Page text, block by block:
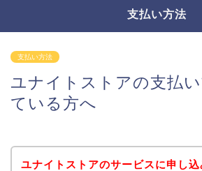
支払い方法
支払い方法
ユナイトストアの支払
ている方へ
ユナイトストアのサービスに申し込